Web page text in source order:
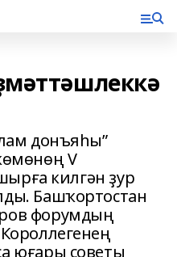
донъяһы”
V
килгән ҙур
Башҡортостан
форумдың
юғары советы